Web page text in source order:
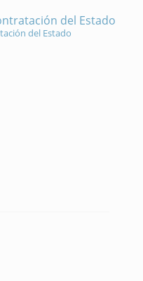
del Estado
del Estado